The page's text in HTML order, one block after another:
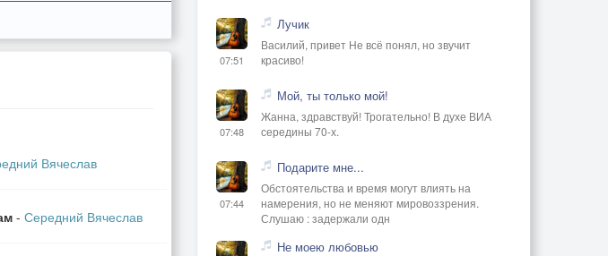
Вячеслав
- Середний Вячеслав
07:51
Лучик
Василий, привет Не всё понял, но звучит
красиво!
07:48
Мой, ты только мой!
Жанна, здравствуй! Трогательно! В духе ВИА
середины 70-х.
07:44
Подарите мне...
Обстоятельства и время могут влиять на
намерения, но не меняют мировоззрения.
Слушаю : задержали одн
Не моею любовью